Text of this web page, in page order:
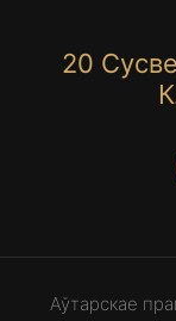
20
Аўтарскае